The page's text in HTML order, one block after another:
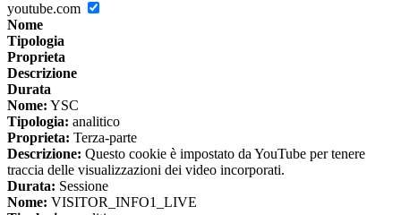
youtube.com
Nome
Tipologia
Proprieta
Descrizione
Durata
Nome: YSC
Tipologia: analitico
Proprieta: Terza-parte
Descrizione: Questo cookie è impostato da YouTube per tenere
traccia delle visualizzazioni dei video incorporati.
Durata: Sessione
Nome: VISITOR_INFO1_LIVE